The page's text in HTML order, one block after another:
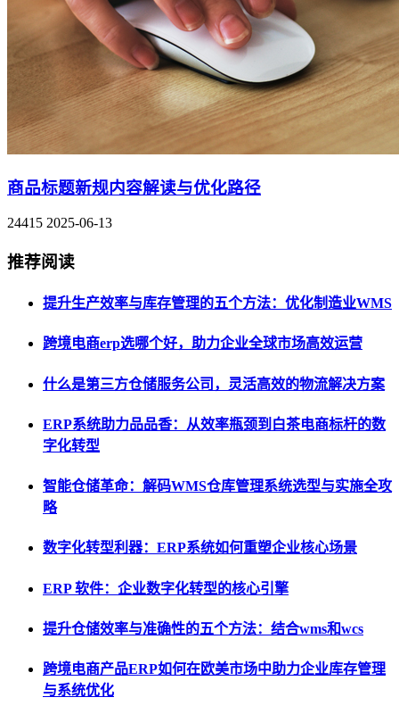
商品标题新规内容解读与优化路径
24415 2025-06-13
推荐阅读
提升生产效率与库存管理的五个方法：优化制造业WMS
跨境电商erp选哪个好，助力企业全球市场高效运营
什么是第三方仓储服务公司，灵活高效的物流解决方案
ERP系统助力品品香：从效率瓶颈到白茶电商标杆的数
字化转型
智能仓储革命：解码WMS仓库管理系统选型与实施全攻
略
数字化转型利器：ERP系统如何重塑企业核心场景
ERP 软件：企业数字化转型的核心引擎
提升仓储效率与准确性的五个方法：结合wms和wcs
跨境电商产品ERP如何在欧美市场中助力企业库存管理
与系统优化